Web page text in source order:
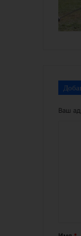
Ваш
а